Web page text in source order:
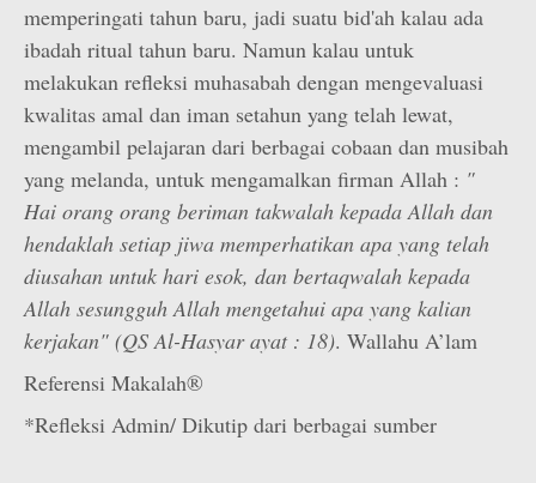
memperingati tahun baru, jadi suatu bid'ah kalau ada
ibadah ritual tahun baru. Namun kalau untuk
melakukan refleksi muhasabah dengan mengevaluasi
kwalitas amal dan iman setahun yang telah lewat,
mengambil pelajaran dari berbagai cobaan dan musibah
yang melanda, untuk mengamalkan firman Allah : "
Hai orang orang beriman takwalah kepada Allah dan
hendaklah setiap jiwa memperhatikan apa yang telah
diusahan untuk hari esok, dan bertaqwalah kepada
Allah sesungguh Allah mengetahui apa yang kalian
kerjakan" (QS Al-Hasyar ayat : 18). Wallahu A’lam
Referensi Makalah®
*Refleksi Admin/ Dikutip dari berbagai sumber